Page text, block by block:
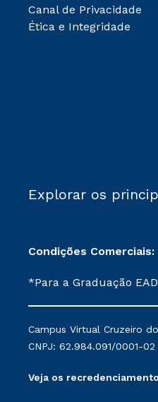
Canal de Privacidade
Ética e Integridade
Explorar os
Condições Comerciais:
*Para a Graduação
mantidos conforme
serviços.
Campus Virtual Cruzeiro
CNPJ: 62.984.091/0001-02
Veja os